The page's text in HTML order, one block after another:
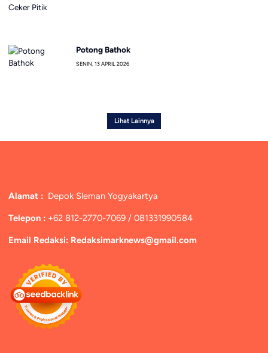
Potong Bathok
SENIN, 13 APRIL 2026
Lihat Lainnya
Alamat : Depok Sleman Yogyakartya
Telepon : +62 812-2770-7069 / 081331990584
Email Redaksi: Redaksimarknews@gmail.com